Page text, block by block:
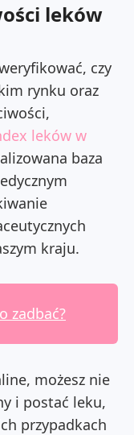
leków
czy
rynku oraz
leków w
baza
kraju.
zadbać?
możesz nie
i postać leku,
przypadkach